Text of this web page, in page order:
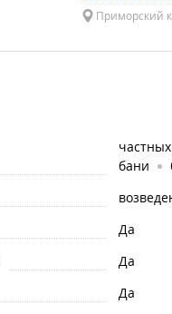
Приморский
частных
бани
Да
Да
Да